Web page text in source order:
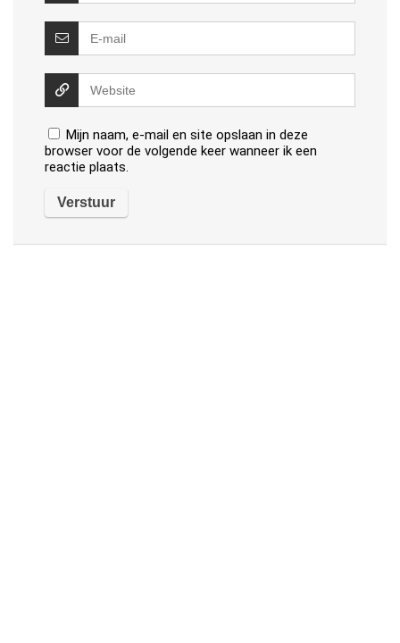
Mijn naam, e-mail en site opslaan in deze
browser voor de volgende keer wanneer ik een
reactie plaats.